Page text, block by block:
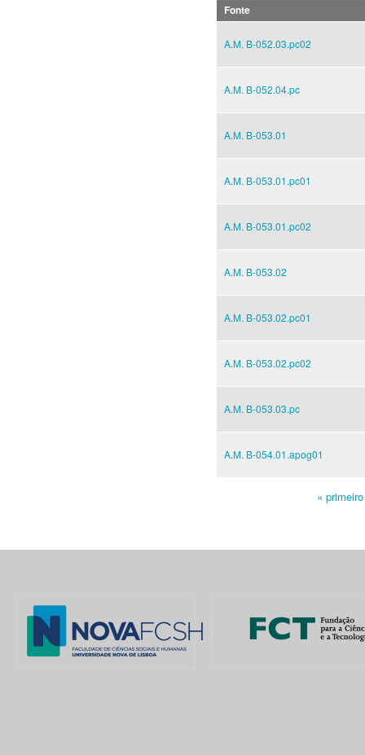
Fonte
A.M. B-052.03.pc02
A.M. B-052.04.pc
A.M. B-053.01
A.M. B-053.01.pc01
A.M. B-053.01.pc02
A.M. B-053.02
A.M. B-053.02.pc01
A.M. B-053.02.pc02
A.M. B-053.03.pc
A.M. B-054.01.apog01
« primeiro